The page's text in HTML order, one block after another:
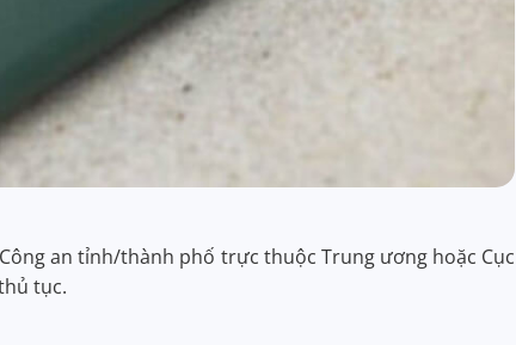
an tỉnh/thành phố trực thuộc Trung ương hoặc Cục
tục.